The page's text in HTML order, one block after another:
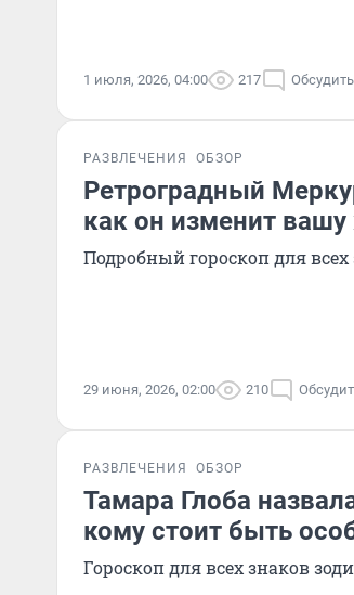
1 июля, 2026, 04:00 217 Обсудить
РАЗВЛЕЧЕНИЯ ОБЗОР
Ретроградный
как он изменит
Подробный гороскоп для всех
29 июня, 2026, 02:00 210
РАЗВЛЕЧЕНИЯ ОБЗОР
Тамара Глоба
кому стоит быть
Гороскоп для всех знаков